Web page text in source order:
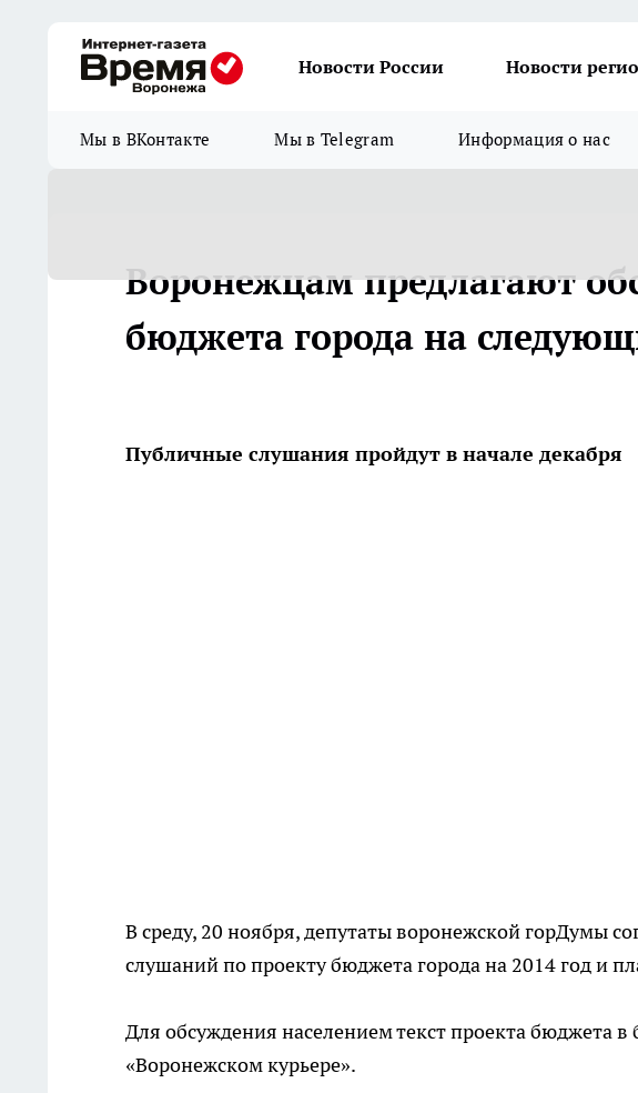
Новости России Новости
Мы в ВКонтакте Мы в Telegram Информация о нас
Воронежцам предлагают
бюджета города на
Публичные слушания пройдут в начале декабря
В среду, 20 ноября, депутаты воронежской горДумы
слушаний по проекту бюджета города на 2014 год и
Для обсуждения населением текст проекта бюджета
«Воронежском курьере».